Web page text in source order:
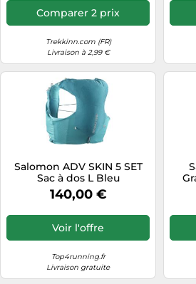
Comparer 2 prix
Trekkinn.com (FR)
Livraison à 2,99 €
Salomon ADV SKIN 5 SET
Sac à dos L Bleu
140,00 €
Voir l'offre
Top4running.fr
Livraison gratuite